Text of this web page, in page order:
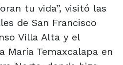
tu vida”, visitó las
de San Francisco
Villa Alta y el
María Temaxcalapa en